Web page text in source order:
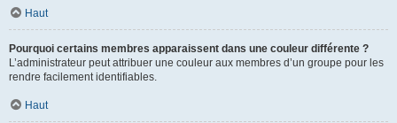
Haut
Pourquoi certains membres apparaissent dans une couleur différente ?
L’administrateur peut attribuer une couleur aux membres d’un groupe pour les
rendre facilement identifiables.
Haut